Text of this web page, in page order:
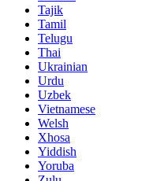
Tajik
Tamil
Telugu
Thai
Ukrainian
Urdu
Uzbek
Vietnamese
Welsh
Xhosa
Yiddish
Yoruba